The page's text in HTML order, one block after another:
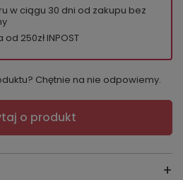
w ciągu 30 dni od zakupu bez
250zł INPOST
Chętnie na nie odpowiemy.
o produkt